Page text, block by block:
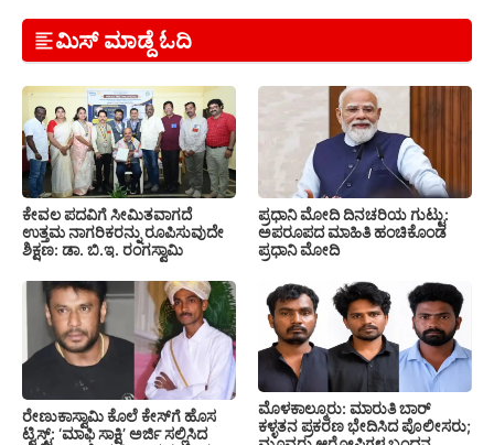
ಮಿಸ್ ಮಾಡ್ದೆ ಓದಿ
ಕೇವಲ ಪದವಿಗೆ ಸೀಮಿತವಾಗದೆ
ಉತ್ತಮ ನಾಗರಿಕರನ್ನು ರೂಪಿಸುವುದೇ
ಶಿಕ್ಷಣ: ಡಾ. ಬಿ.ಇ. ರಂಗಸ್ವಾಮಿ
ಪ್ರಧಾನಿ ಮೋದಿ ದಿನಚರಿಯ ಗುಟ್ಟು:
ಅಪರೂಪದ ಮಾಹಿತಿ ಹಂಚಿಕೊಂಡ
ಪ್ರಧಾನಿ ಮೋದಿ
ರೇಣುಕಾಸ್ವಾಮಿ ಕೊಲೆ ಕೇಸ್‌ಗೆ ಹೊಸ
ಟ್ವಿಸ್ಟ್: ‘ಮಾಫಿ ಸಾಕ್ಷಿ’ ಅರ್ಜಿ ಸಲ್ಲಿಸಿದ
ಮೊಳಕಾಲ್ಮೂರು: ಮಾರುತಿ ಬಾರ್
ಕಳ್ಳತನ ಪ್ರಕರಣ ಭೇದಿಸಿದ ಪೊಲೀಸರು;